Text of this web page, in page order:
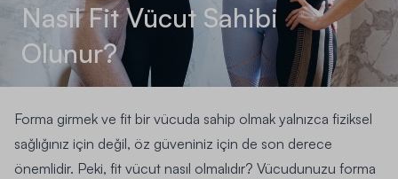
Nasıl Fit Vücut Sahibi
Olunur?
Forma girmek ve fit bir vücuda sahip olmak yalnızca fiziksel
sağlığınız için değil, öz güveniniz için de son derece
önemlidir. Peki, fit vücut nasıl olmalıdır? Vücudunuzu forma